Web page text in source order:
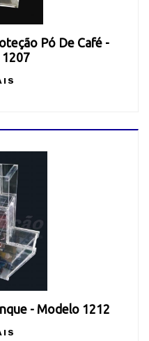
Pó De Café -
- Modelo 1212